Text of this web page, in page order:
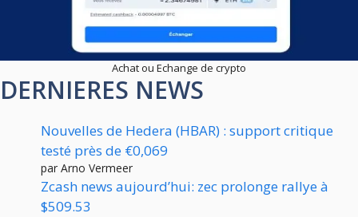
Achat ou Echange de crypto
DERNIERES NEWS
Nouvelles de Hedera (HBAR) : support critique
testé près de €0,069
par Arno Vermeer
Zcash news aujourd’hui: zec prolonge rallye à
$509.53